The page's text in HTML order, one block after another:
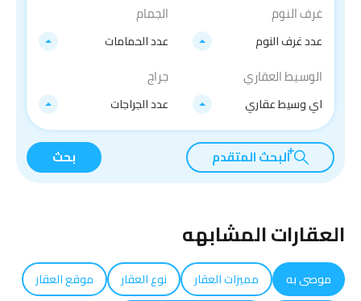
غرف النوم
عدد غرف النوم
الجمام
عدد الحمامات
الوسيط العقاري
اي وسيط عقاري
جراج
عدد الجراجات
البحث المتقدم بحث
العقارات المشابهه
موصى به مميزات العقار نوع العقار
موقع العقار